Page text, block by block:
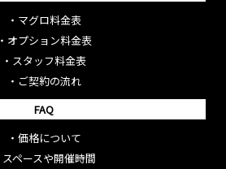
・ マグロ料金表
・ オプション料金表
・ スタッフ料金表
・ ご契約の流れ
FAQ
・ 価格について
スペースや開催時間